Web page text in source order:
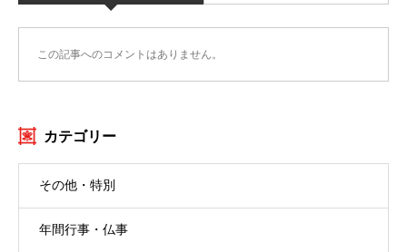
この記事へのコメントはありません。
カテゴリー
その他・特別
年間行事・仏事